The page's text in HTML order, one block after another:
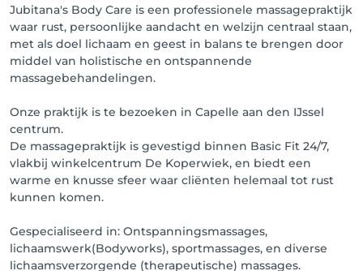
afspraak in te plannen.(Enkel geldig op de vrijdagen!)
(Let op! We zitten al goed vol met voucher
boekingen er is vanaf vrijdag 1 oktober 2026 weer
plek voor nieuwe deals boekingen)
plekken meer zijn betekent dat het vol zit.
U kunt uzelf wel op de wachtlijst plaatsen het heeft
geen zin om hierover te bellen of te berichten voor
een afspraak!
afspraak of lukt het reserveren niet dan kunt u ons
bereiken via dit telefoonnummer: 06 27285806
(Mocht er niet opgenomen worden dan zitten we in
Jubitana's Body Care is een professionele massagepraktijk
waar rust, persoonlijke aandacht en welzijn centraal staan,
met als doel lichaam en geest in balans te brengen door
middel van holistische en ontspannende
massagebehandelingen.
Onze praktijk is te bezoeken in Capelle aan den IJssel
centrum.
De massagepraktijk is gevestigd binnen Basic Fit 24/7,
vlakbij winkelcentrum De Koperwiek, en biedt een
warme en knusse sfeer waar cliënten helemaal tot rust
kunnen komen.
Gespecialiseerd in: Ontspanningsmassages,
lichaamswerk(Bodyworks), sportmassages, en diverse
lichaamsverzorgende (therapeutische) massages.